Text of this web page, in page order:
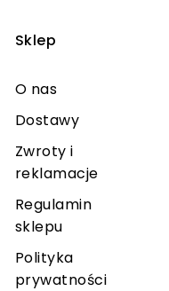
Sklep
O nas
Dostawy
Zwroty i
reklamacje
Regulamin
sklepu
Polityka
prywatności